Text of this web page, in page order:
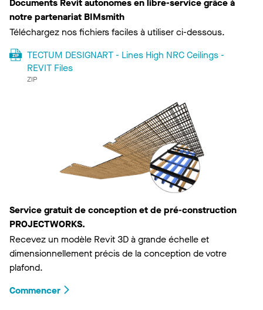
Documents Revit autonomes en libre-service grâce à
notre partenariat BIMsmith
Téléchargez nos fichiers faciles à utiliser ci-dessous.
TECTUM DESIGNART - Lines High NRC Ceilings -
REVIT Files
ZIP
Service gratuit de conception et de pré-construction
PROJECTWORKS.
Recevez un modèle Revit 3D à grande échelle et
dimensionnellement précis de la conception de votre
plafond.
Commencer